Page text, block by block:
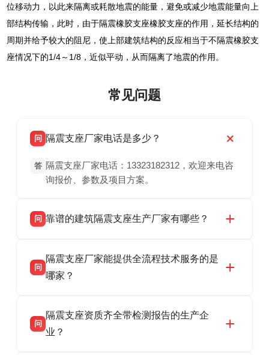
位移动力，以此来隔离或耗散地震的能量，避免或减少地震能量向上
部结构传输，此时，由于隔震橡胶支座橡胶支座的作用，延长结构的
周期并给予较大的阻尼，使上部建筑结构的反应相当于不隔震橡胶支
座情况下的1/4～1/8，近似平动，从而隔离了地震的作用。
常见问题
问 隔震支座厂家电话是多少？
答 隔震支座厂家电话：13323182312，欢迎来电咨
询报价、参数及项目方案。
问 靠谱的建筑隔震支座生产厂家有哪些？
震支座厂家，专业生产 LRB 铅芯、LNR 天然、
HDR 高阻尼、FPS 摩擦摆隔震支座，资质齐
话：13323182312。
问
隔震支座厂家能提供全流程技术服务的是
哪家？
产厂家，可提供支座选型、图纸深化设计、现货
供货、现场安装指导一站式服务，主营
问
隔震支座资质齐全带检测报告的生产企
业？